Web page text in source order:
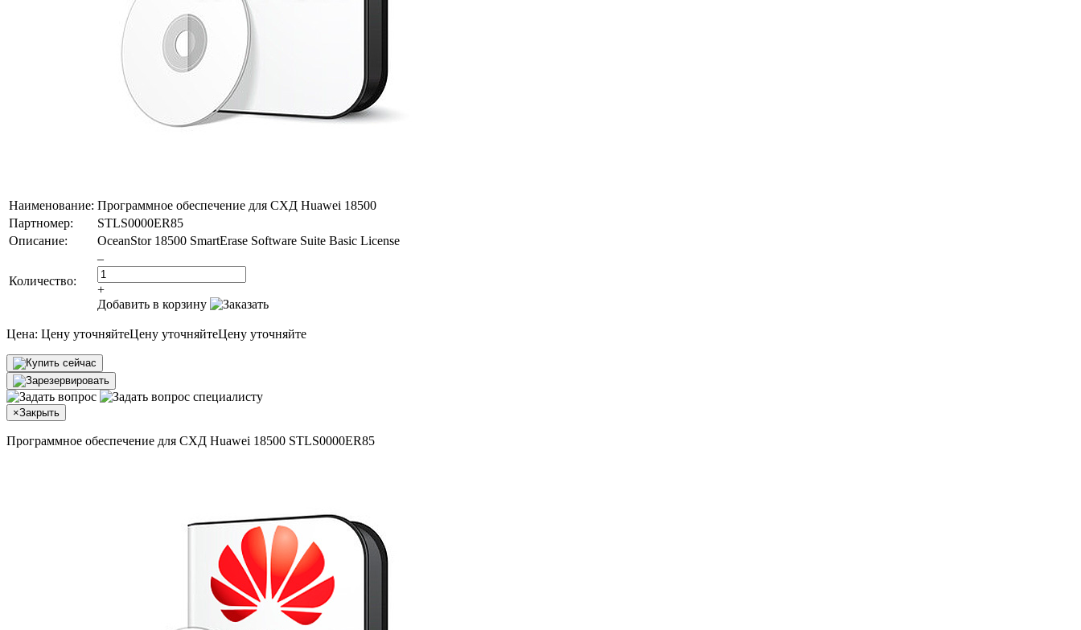
Наименование: Программное обеспечение для СХД Huawei 18500
Партномер:
STLS0000ER85
Описание:
OceanStor 18500 SmartErase Software Suite Basic License
Количество:
–
+
Добавить в корзину
Цена: Цену уточняйтеЦену уточняйтеЦену уточняйте
×Закрыть
Программное обеспечение для СХД Huawei 18500 STLS0000ER85